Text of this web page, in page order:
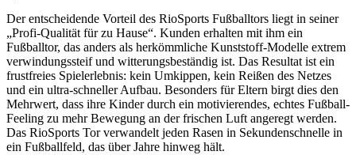
Der entscheidende Vorteil des RioSports Fußballtors liegt in seiner
„Profi-Qualität für zu Hause“. Kunden erhalten mit ihm ein
Fußballtor, das anders als herkömmliche Kunststoff-Modelle extrem
verwindungssteif und witterungsbeständig ist. Das Resultat ist ein
frustfreies Spielerlebnis: kein Umkippen, kein Reißen des Netzes
und ein ultra-schneller Aufbau. Besonders für Eltern birgt dies den
Mehrwert, dass ihre Kinder durch ein motivierendes, echtes Fußball-
Feeling zu mehr Bewegung an der frischen Luft angeregt werden.
Das RioSports Tor verwandelt jeden Rasen in Sekundenschnelle in
ein Fußballfeld, das über Jahre hinweg hält.